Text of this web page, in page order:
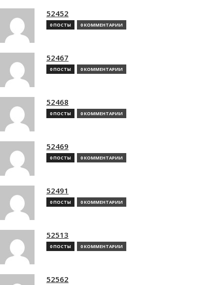
52452
0 ПОСТЫ 0 КОММЕНТАРИИ
52467
0 ПОСТЫ 0 КОММЕНТАРИИ
52468
0 ПОСТЫ 0 КОММЕНТАРИИ
52469
0 ПОСТЫ 0 КОММЕНТАРИИ
52491
0 ПОСТЫ 0 КОММЕНТАРИИ
52513
0 ПОСТЫ 0 КОММЕНТАРИИ
52562